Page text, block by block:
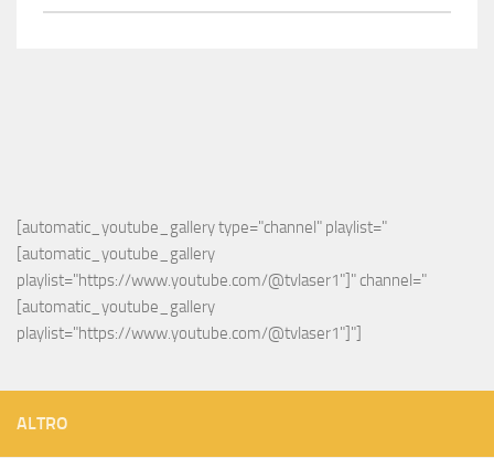
[automatic_youtube_gallery type="channel" playlist="
[automatic_youtube_gallery
playlist="https://www.youtube.com/@tvlaser1"]" channel="
[automatic_youtube_gallery
playlist="https://www.youtube.com/@tvlaser1"]"]
ALTRO